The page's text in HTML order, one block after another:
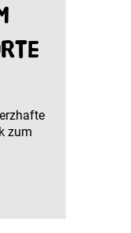
zum